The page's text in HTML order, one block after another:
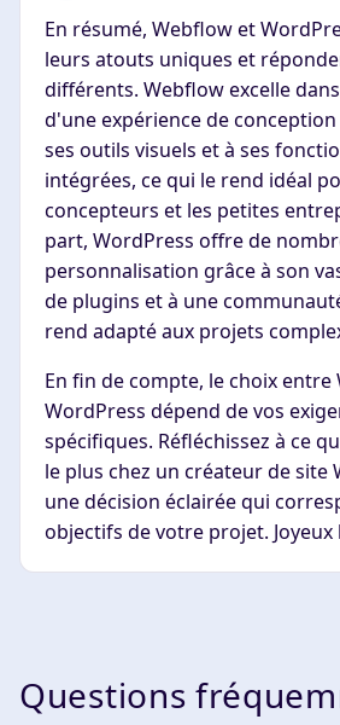
En résumé, Webflow et
leurs atouts uniques et
différents. Webflow excelle
d'une expérience de
ses outils visuels et à ses
intégrées, ce qui le rend idéal
concepteurs et les petites
part, WordPress offre de
personnalisation grâce à son
de plugins et à une
rend adapté aux projets
En fin de compte, le choix entre
WordPress dépend de vos
spécifiques. Réfléchissez à ce
le plus chez un créateur de site
une décision éclairée qui
objectifs de votre projet. Joyeux
Questions